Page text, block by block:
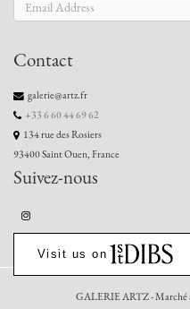
Contact
galerie@artz.fr
+33 6 60 44 69 62
134 rue des Rosiers
93400 Saint Ouen, France
Suivez-nous
Visit us on
GALERIE ARTZ - Marché